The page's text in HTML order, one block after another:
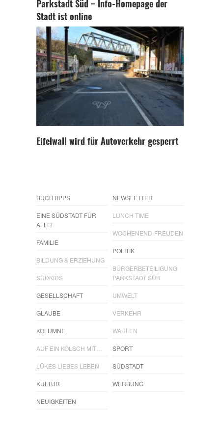
Parkstadt Süd – Info-Homepage der
Stadt ist online
Eifelwall wird für Autoverkehr gesperrt
BUCHTIPPS
EINE SÜDSTADT FÜR
ALLE!
FAMILIE
BILDUNG & ERZIEHUNG
SÜDKIDS
GESELLSCHAFT
GLAUBE
KOLUMNE
AUF EIN KÖLSCH MIT…
LÜKES LIEBES LEBEN
KULTUR
NEUIGKEITEN
NEWSLETTER
LUNCH TIME
WOCHENEND-FREUDEN
POLITIK
BÜRGERBETEILIGUNG
PARKSTADT SÜD
UMWELT
VERKEHR
WAHLEN
SPORT
SÜDSTADT
WERBUNG